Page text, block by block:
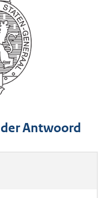
Antwoord